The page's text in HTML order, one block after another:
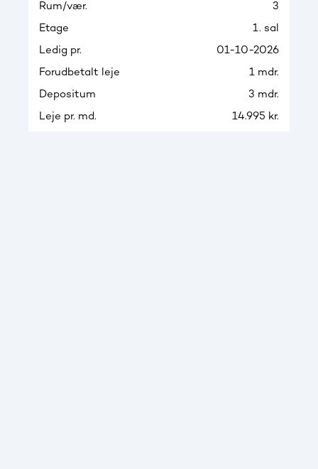
Rum/vær.
3
Etage
1. sal
Ledig pr.
01-10-2026
Forudbetalt leje
1 mdr.
Depositum
3 mdr.
Leje pr. md.
14.995 kr.